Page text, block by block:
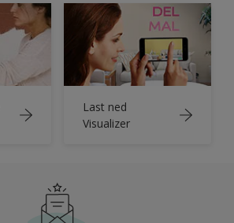
Last ned
Visualizer